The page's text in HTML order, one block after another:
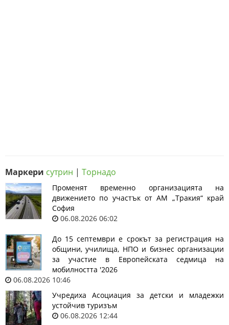
Маркери сутрин | Торнадо
Променят временно организацията на
движението по участък от АМ „Тракия“ край
София
06.08.2026 06:02
До 15 септември е срокът за регистрация на
общини, училища, НПО и бизнес организации
за участие в Европейската седмица на
мобилността '2026
06.08.2026 10:46
Учредиха Асоциация за детски и младежки
устойчив туризъм
06.08.2026 12:44